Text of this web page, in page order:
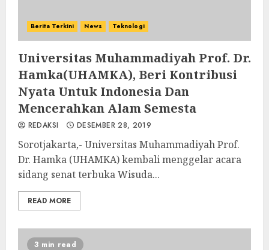
Berita Terkini News Teknologi
Universitas Muhammadiyah Prof. Dr.
Hamka(UHAMKA), Beri Kontribusi
Nyata Untuk Indonesia Dan
Mencerahkan Alam Semesta
REDAKSI DESEMBER 28, 2019
Sorotjakarta,- Universitas Muhammadiyah Prof.
Dr. Hamka (UHAMKA) kembali menggelar acara
sidang senat terbuka Wisuda...
READ MORE
3 min read